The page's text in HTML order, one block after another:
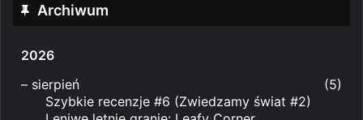
Archiwum
2026
– sierpień
(5)
Szybkie recenzje #6 (Zwiedzamy świat #2)